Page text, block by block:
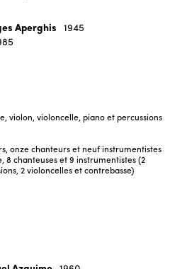
Aperghis 1945
violon, violoncelle, piano et percussions
onze chanteurs et neuf instrumentistes
8 chanteuses et 9 instrumentistes (2
2 violoncelles et contrebasse)